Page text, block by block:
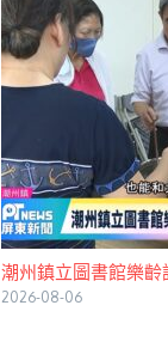
潮州鎮立圖書館樂
2026-08-06